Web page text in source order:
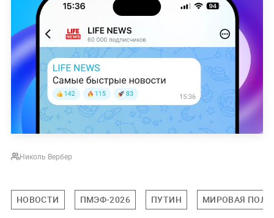
Николь Вербер
НОВОСТИ ПМЭФ-2026 ПУТИН МИРОВАЯ